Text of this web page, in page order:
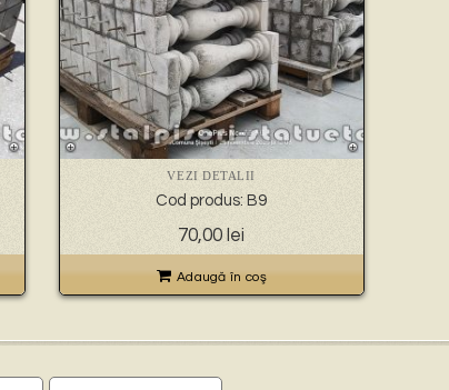
VEZI DETALII
Cod produs: B9
70,00 lei
Adaugă în coş